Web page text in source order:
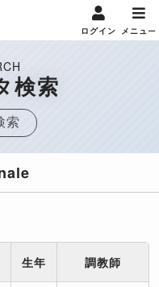
ログイン メニュー
検索
索
生年 調教師